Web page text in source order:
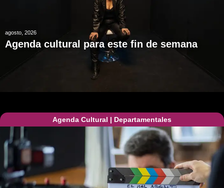
agosto, 2026
Agenda cultural para este fin de semana
Agenda Cultural | Departamentales